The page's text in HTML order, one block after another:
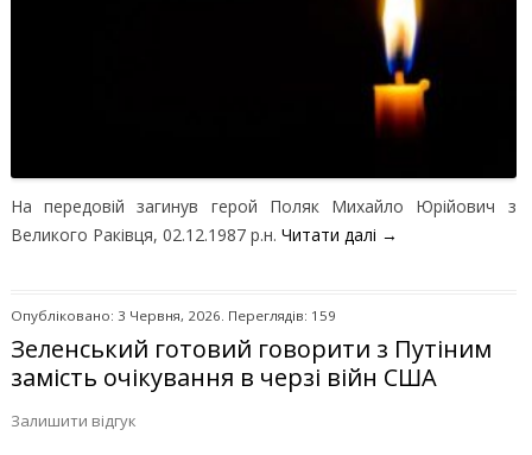
На передовій загинув герой Поляк Михайло Юрійович з
Великого Раківця, 02.12.1987 р.н. Читати далі →
Опубліковано: 3 Червня, 2026. Переглядів: 159
Зеленський готовий говорити з Путіним
замість очікування в черзі війн США
Залишити відгук